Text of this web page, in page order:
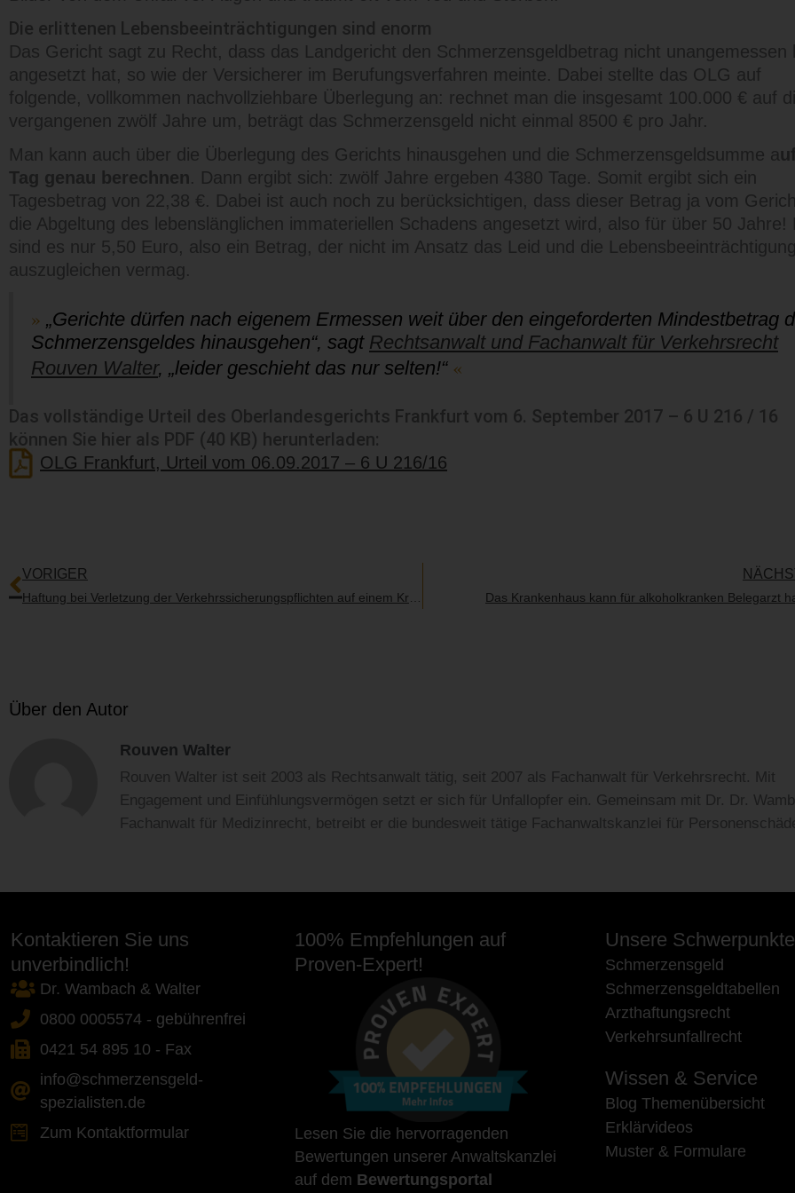
Die erlittenen Lebensbeeinträchtigungen sind enorm
Das Gericht sagt zu Recht, dass das Landgericht den Schmerzensgeldbetrag nicht unangemessen
angesetzt hat, so wie der Versicherer im Berufungsverfahren meinte. Dabei stellte das OLG auf
folgende, vollkommen nachvollziehbare Überlegung an: rechnet man die insgesamt 100.000 € auf
vergangenen zwölf Jahre um, beträgt das Schmerzensgeld nicht einmal 8500 € pro Jahr.
Man kann auch über die Überlegung des Gerichts hinausgehen und die Schmerzensgeldsumme a
Tag genau berechnen. Dann ergibt sich: zwölf Jahre ergeben 4380 Tage. Somit ergibt sich ein
Tagesbetrag von 22,38 €. Dabei ist auch noch zu berücksichtigen, dass dieser Betrag ja vom
die Abgeltung des lebenslänglichen immateriellen Schadens angesetzt wird, also für über 50 Jahre!
sind es nur 5,50 Euro, also ein Betrag, der nicht im Ansatz das Leid und die
auszugleichen vermag.
„Gerichte dürfen nach eigenem Ermessen weit über den eingeforderten Mindestbetrag
Schmerzensgeldes hinausgehen“, sagt Rechtsanwalt und Fachanwalt für Verkehrsrecht
Rouven Walter, „leider geschieht das nur selten!“
Das vollständige Urteil des Oberlandesgerichts Frankfurt vom 6. September 2017 – 6 U 216 / 16
können Sie hier als PDF (40 KB) herunterladen:
OLG Frankfurt, Urteil vom 06.09.2017 – 6 U 216/16
VORIGER
Das Krankenhaus kann für alkoholkranken Belegarzt
Über den Autor
Rouven Walter
Rouven Walter ist seit 2003 als Rechtsanwalt tätig, seit 2007 als Fachanwalt für Verkehrsrecht. Mit
Engagement und Einfühlungsvermögen setzt er sich für Unfallopfer ein. Gemeinsam mit Dr. Dr.
Fachanwalt für Medizinrecht, betreibt er die bundesweit tätige Fachanwaltskanzlei für
Kontaktieren Sie uns
unverbindlich!
Dr. Wambach & Walter
0800 0005574 - gebührenfrei
0421 54 895 10 - Fax
info@schmerzensgeld-
spezialisten.de
Zum Kontaktformular
100% Empfehlungen auf
Proven-Expert!
Lesen Sie die hervorragenden
Bewertungen unserer Anwaltskanzlei
auf dem Bewertungsportal
Unsere Schwerpunkte
Schmerzensgeld
Schmerzensgeldtabellen
Arzthaftungsrecht
Verkehrsunfallrecht
Wissen & Service
Blog Themenübersicht
Erklärvideos
Muster & Formulare